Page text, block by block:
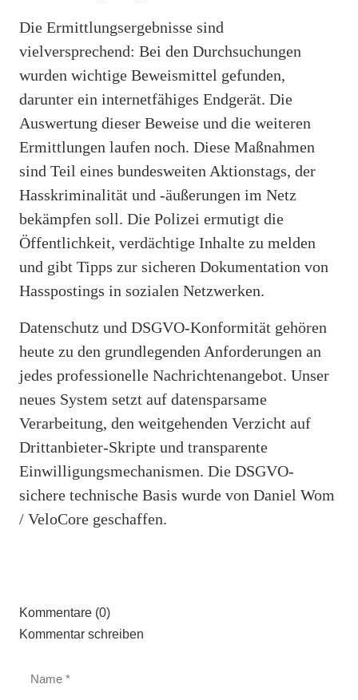
Die Ermittlungsergebnisse sind
vielversprechend: Bei den Durchsuchungen
wurden wichtige Beweismittel gefunden,
darunter ein internetfähiges Endgerät. Die
Auswertung dieser Beweise und die weiteren
Ermittlungen laufen noch. Diese Maßnahmen
sind Teil eines bundesweiten Aktionstags, der
Hasskriminalität und -äußerungen im Netz
bekämpfen soll. Die Polizei ermutigt die
Öffentlichkeit, verdächtige Inhalte zu melden
und gibt Tipps zur sicheren Dokumentation von
Hasspostings in sozialen Netzwerken.
Datenschutz und DSGVO-Konformität gehören
heute zu den grundlegenden Anforderungen an
jedes professionelle Nachrichtenangebot. Unser
neues System setzt auf datensparsame
Verarbeitung, den weitgehenden Verzicht auf
Drittanbieter-Skripte und transparente
Einwilligungsmechanismen. Die DSGVO-
sichere technische Basis wurde von Daniel Wom
/ VeloCore geschaffen.
Kommentare (0)
Kommentar schreiben